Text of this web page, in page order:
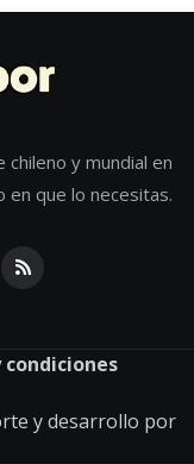
y mundial en
en que lo necesitas.
y desarrollo por